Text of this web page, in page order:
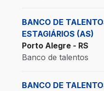
BANCO DE
ESTAGIÁRIOS (AS)
Porto Alegre - RS
Banco de talentos
BANCO DE